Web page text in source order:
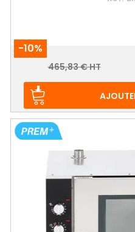
-10%
Prix
Prix
465,83 € HT